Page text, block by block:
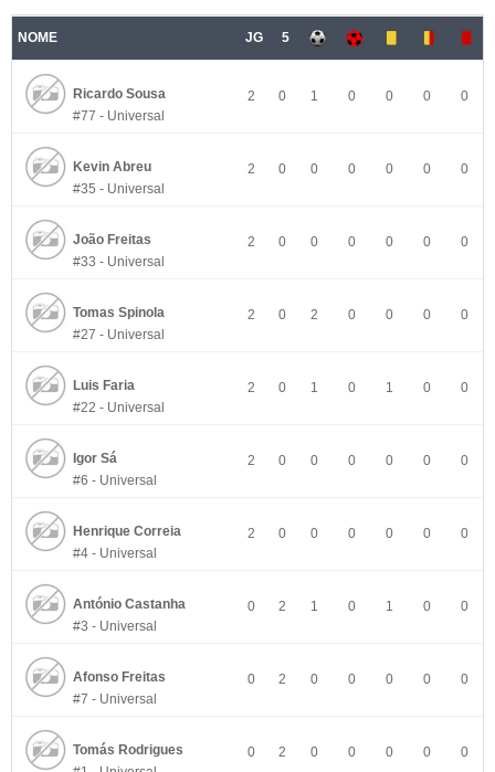
NOME JG 5
Ricardo Sousa
#77 - Universal
2 0 1 0 0 0 0
Kevin Abreu
#35 - Universal
2 0 0 0 0 0 0
João Freitas
#33 - Universal
2 0 0 0 0 0 0
Tomas Spinola
#27 - Universal
2 0 2 0 0 0 0
Luis Faria
#22 - Universal
2 0 1 0 1 0 0
Igor Sá
#6 - Universal
2 0 0 0 0 0 0
Henrique Correia
#4 - Universal
2 0 0 0 0 0 0
António Castanha
#3 - Universal
0 2 1 0 1 0 0
Afonso Freitas
#7 - Universal
0 2 0 0 0 0 0
Tomás Rodrigues
0 2 0 0 0 0 0